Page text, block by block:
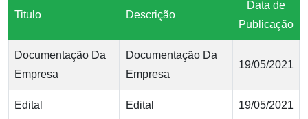
Titulo Descrição
Data de
Publicação
Documentação Da
Empresa
Documentação Da
Empresa
19/05/2021
Edital Edital 19/05/2021